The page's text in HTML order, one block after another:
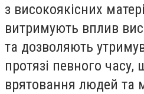
з високоякісних
витримують вплив
та дозволяють
протязі певного часу,
врятовання людей та